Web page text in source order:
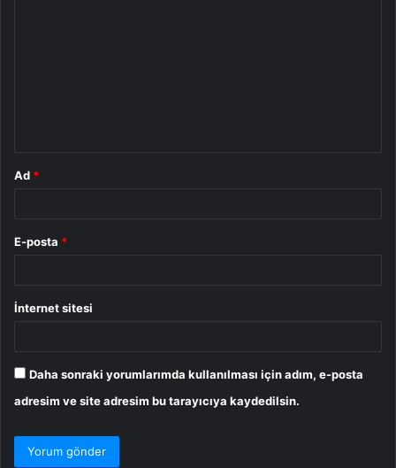
Ad *
E-posta *
İnternet sitesi
Daha sonraki yorumlarımda kullanılması için adım, e-posta
adresim ve site adresim bu tarayıcıya kaydedilsin.